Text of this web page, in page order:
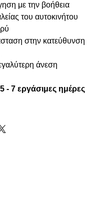
με την βοήθεια
του αυτοκινήτου
στην κατεύθυνση
άνεση
- 7 εργάσιμες ημέρες